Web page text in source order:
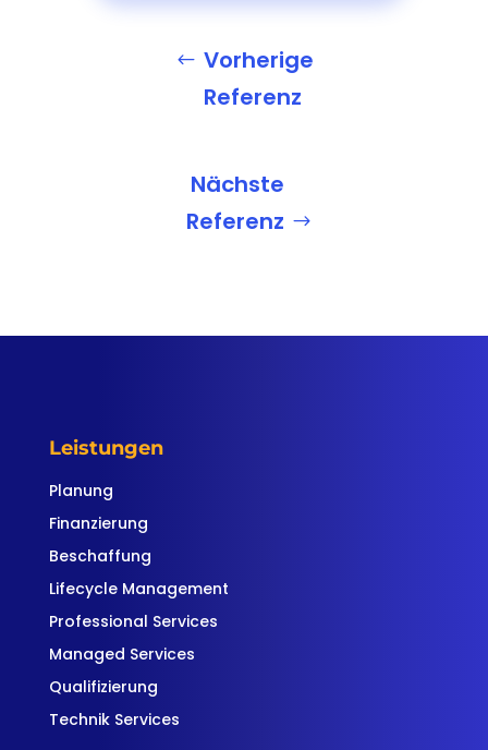
Vorherige
Referenz
Nächste
Referenz
Leistungen
Planung
Finanzierung
Beschaffung
Lifecycle Management
Professional Services
Managed Services
Qualifizierung
Technik Services